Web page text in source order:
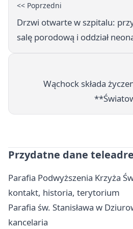
<< Poprzedni
Drzwi otwarte w szpitalu:
salę porodową i oddział
Wąchock składa
Przydatne dane
Parafia Podwyższenia Krzyża
kontakt, historia, terytorium
Parafia św. Stanisława w
kancelaria